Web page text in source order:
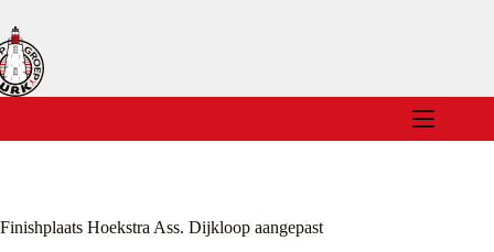
naar
de
inhoud
Finishplaats Hoekstra Ass. Dijkloop aangepast